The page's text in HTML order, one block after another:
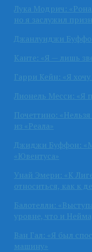
Лука Модрич:
но я заслужил
Джанлуиджи
Канте: «Я — лишь
Гарри Кейн: «Я
Лионель Месси: «Я
Почеттино:
из «Реала»
Джиджи Буффон:
«Ювентуса»
Унай Эмери: «К
относиться, как к
Балотелли:
уровне, что и
Ван Гал: «Я был
машину»